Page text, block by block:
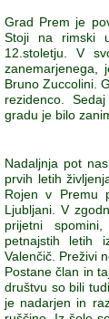
Grad Prem je
Stoji na rimski
12.stoletju. V
zanemarjenega,
Bruno Zuccolini.
rezidenco.
gradu je bilo
Nadaljnja pot
prvih letih
Rojen v Premu
Ljubljani. V
prijetni
petnajstih letih
Valenčič. Preživi
Postane član in
društvu so bili
je nadarjen in